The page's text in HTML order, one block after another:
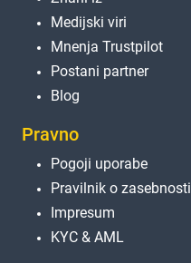
Medijski viri
Mnenja Trustpilot
Postani partner
Blog
Pravno
Pogoji uporabe
Pravilnik o zasebnosti
Impresum
KYC & AML